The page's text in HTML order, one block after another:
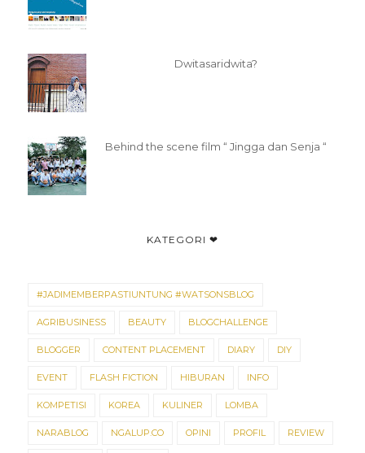
Dwitasaridwita?
Behind the scene film “ Jingga dan Senja “
KATEGORI ❤
#JADIMEMBERPASTIUNTUNG #WATSONSBLOG
AGRIBUSINESS BEAUTY BLOGCHALLENGE
BLOGGER CONTENT PLACEMENT DIARY DIY
EVENT FLASH FICTION HIBURAN INFO
KOMPETISI KOREA KULINER LOMBA
NARABLOG NGALUP.CO OPINI PROFIL REVIEW